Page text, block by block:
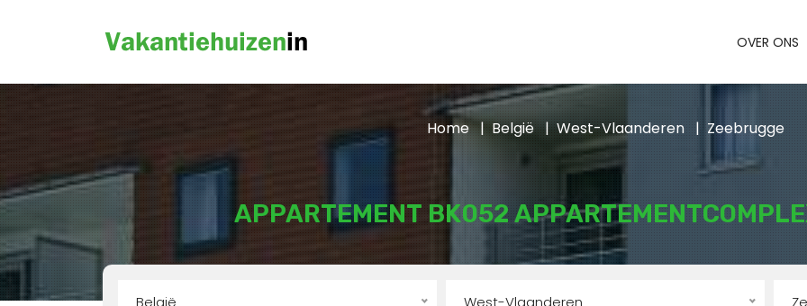
OVER ONS
APPARTEMENT BK052
Home België West-Vlaanderen Zeebrugge
België West-Vlaanderen